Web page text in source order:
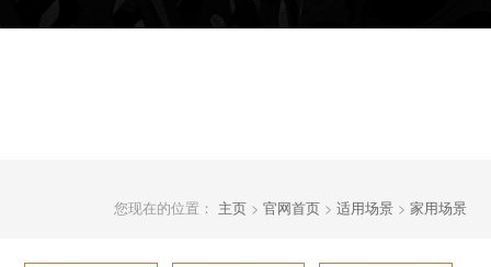
您现在的位置： 主页> 官网首页> 适用场景> 家用场景